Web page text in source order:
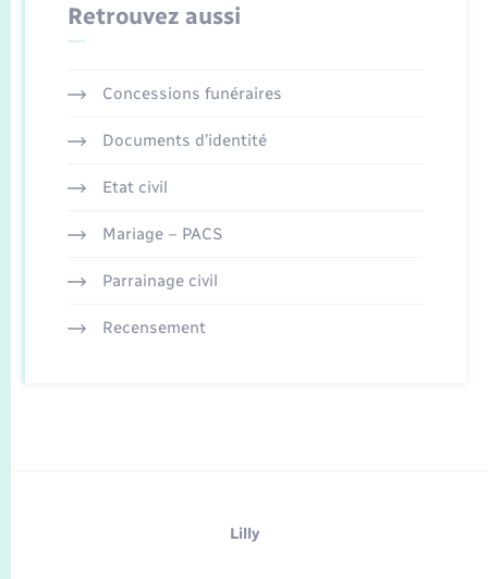
Retrouvez aussi
Concessions funéraires
Documents d’identité
Etat civil
Mariage – PACS
Parrainage civil
Recensement
Lilly